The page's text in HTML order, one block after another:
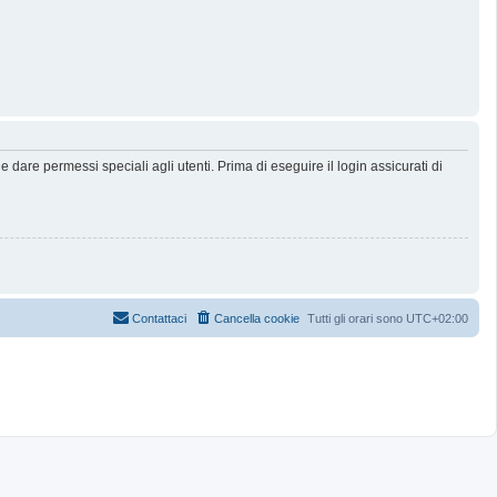
dare permessi speciali agli utenti. Prima di eseguire il login assicurati di
Tutti gli orari sono UTC+02:00
Cancella cookie
Contattaci